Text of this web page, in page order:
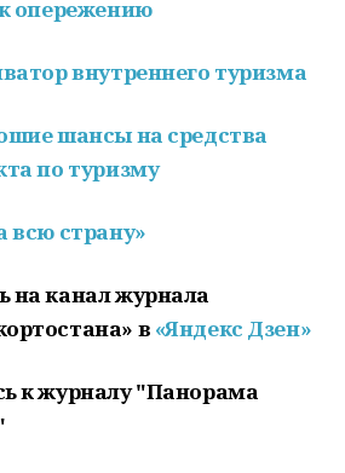
опережению
внутреннего туризма
шансы на средства
по туризму
всю страну»
на канал журнала
в «Яндекс Дзен»
к журналу "Панорама